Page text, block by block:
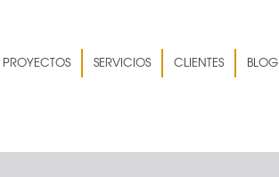
PROYECTOS SERVICIOS CLIENTES BLOG